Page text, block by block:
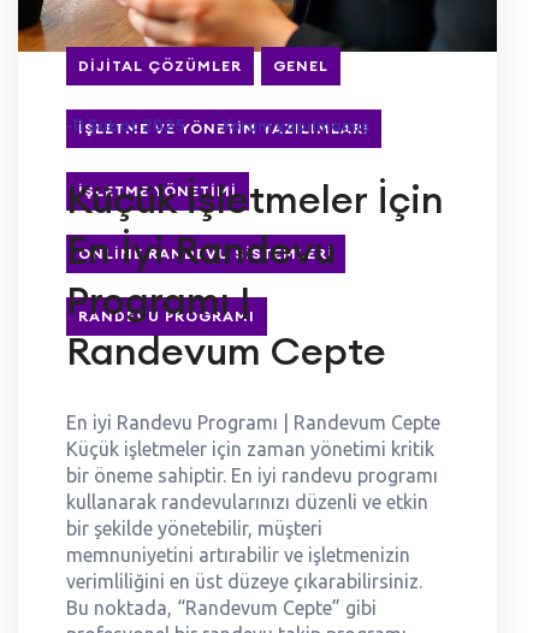
DIJITAL ÇÖZÜMLER GENEL
İŞLETME VE YÖNETIM YAZILIMLARI
İŞLETME YÖNETIMI
ONLINE RANDEVU SISTEMLERI
RANDEVU PROGRAMI
-11 Şubat 2025 -Yorum yapılmamış
Küçük İşletmeler İçin
En İyi Randevu
Programı |
Randevum Cepte
En iyi Randevu Programı | Randevum Cepte
Küçük işletmeler için zaman yönetimi kritik
bir öneme sahiptir. En iyi randevu programı
kullanarak randevularınızı düzenli ve etkin
bir şekilde yönetebilir, müşteri
memnuniyetini artırabilir ve işletmenizin
verimliliğini en üst düzeye çıkarabilirsiniz.
Bu noktada, “Randevum Cepte” gibi